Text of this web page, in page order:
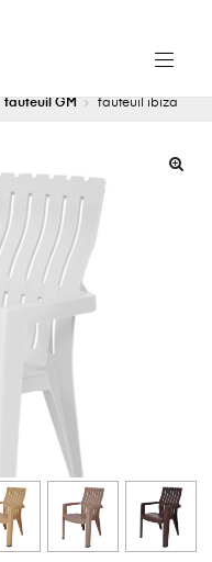
fauteuil GM fauteuil ibiza